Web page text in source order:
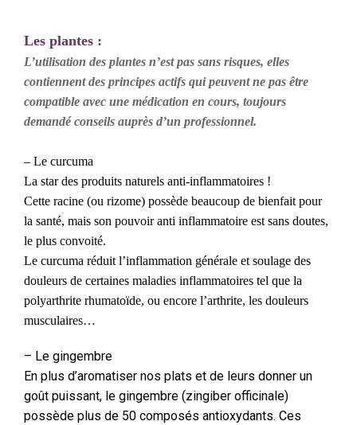
Les plantes :
L’utilisation des plantes n’est pas sans risques, elles
contiennent des principes actifs qui peuvent ne pas être
compatible avec une médication en cours, toujours
demandé conseils auprès d’un professionnel.
– Le curcuma
La star des produits naturels anti-inflammatoires !
Cette racine (ou rizome) possède beaucoup de bienfait pour
la santé, mais son pouvoir anti inflammatoire est sans doutes,
le plus convoité.
Le curcuma réduit l’inflammation générale et soulage des
douleurs de certaines maladies inflammatoires tel que la
polyarthrite rhumatoïde, ou encore l’arthrite, les douleurs
musculaires…
– Le gingembre
En plus d’aromatiser nos plats et de leurs donner un
goût puissant, le gingembre (zingiber officinale)
possède plus de 50 composés antioxydants. Ces